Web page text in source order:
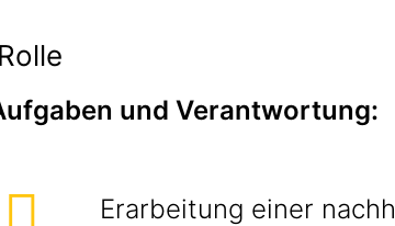
und Verantwortung:
Erarbeitung einer